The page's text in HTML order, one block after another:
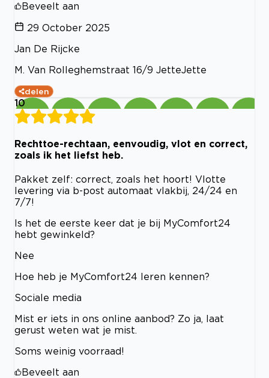
Beveelt aan
29 October 2025
Jan De Rijcke
M. Van Rolleghemstraat 16/9 JetteJette
delen
10
Rechttoe-rechtaan, eenvoudig, vlot en correct,
zoals ik het liefst heb.
Pakket zelf: correct, zoals het hoort! Vlotte
levering via b-post automaat vlakbij, 24/24 en
7/7!
Is het de eerste keer dat je bij MyComfort24
hebt gewinkeld?
Nee
Hoe heb je MyComfort24 leren kennen?
Sociale media
Mist er iets in ons online aanbod? Zo ja, laat
gerust weten wat je mist.
Soms weinig voorraad!
Beveelt aan